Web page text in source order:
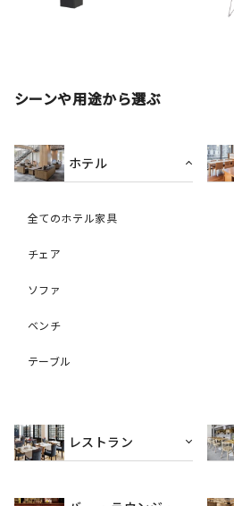
シーンや用途から選ぶ
ホテル
全てのホテル家具
チェア
ソファ
ベンチ
テーブル
レストラン